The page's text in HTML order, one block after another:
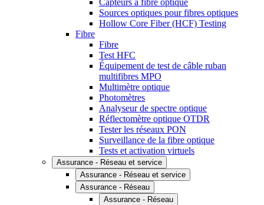
Capteurs à fibre optique
Sources optiques pour fibres optiques
Hollow Core Fiber (HCF) Testing
Fibre
Fibre
Test HFC
Équipement de test de câble ruban
multifibres MPO
Multimètre optique
Photomètres
Analyseur de spectre optique
Réflectomètre optique OTDR
Tester les réseaux PON
Surveillance de la fibre optique
Tests et activation virtuels
Assurance - Réseau et service
Assurance - Réseau et service
Assurance - Réseau
Assurance - Réseau